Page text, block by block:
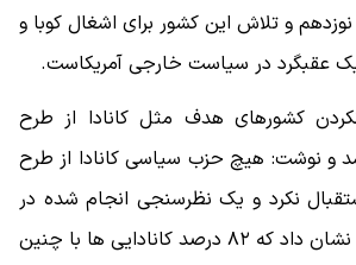
نوزدهم و تلاش این کشور برای اشغال کوبا و
عقبگرد در سیاست خارجی آمریکاست.
کشورهای هدف مثل کانادا از طرح
شد و نوشت: هیچ حزب سیاسی کانادا از طرح
نکرد و یک نظرسنجی انجام شده در
فاصله ۶ تا ۹ دسامبر نشان داد که ۸۲ درصد کانادایی ها با چنین